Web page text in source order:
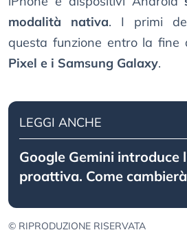
modalità nativa. I primi
questa funzione entro la fine
Pixel e i Samsung Galaxy.
LEGGI ANCHE
Google Gemini introduce
proattiva. Come
© RIPRODUZIONE RISERVATA